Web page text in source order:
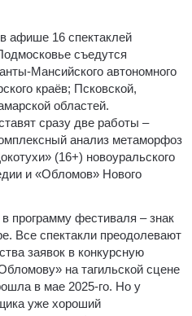
афише 16 спектаклей
съедутся
Мансийского автономного
краёв; Псковской,
областей.
сразу две работы –
анализ метаморфоз
(16+) новоуральского
и «Обломов» Нового
программу фестиваля – знак
Все спектакли преодолевают
заявок в конкурсную
на тагильской сцене
в мае 2025-го. Но у
уже хороший